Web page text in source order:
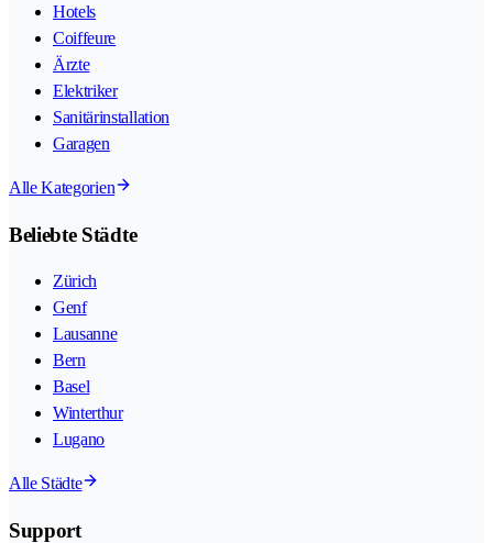
Hotels
Coiffeure
Ärzte
Elektriker
Sanitärinstallation
Garagen
Alle Kategorien
Beliebte Städte
Zürich
Genf
Lausanne
Bern
Basel
Winterthur
Lugano
Alle Städte
Support